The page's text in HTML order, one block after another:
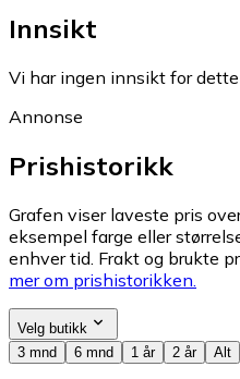
Innsikt
Vi har ingen innsikt for
Annonse
Prishistorikk
Grafen viser laveste pris
eksempel farge eller
enhver tid. Frakt og brukte
mer om prishistorikken.
Velg butikk
3 mnd
6 mnd 1 år 2 år Alt